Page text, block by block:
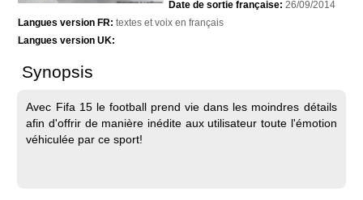
Date de sortie française: 26/09/2014
Langues version FR: textes et voix en français
Langues version UK:
Synopsis
Avec Fifa 15 le football prend vie dans les moindres détails
afin d'offrir de manière inédite aux utilisateur toute l'émotion
véhiculée par ce sport!